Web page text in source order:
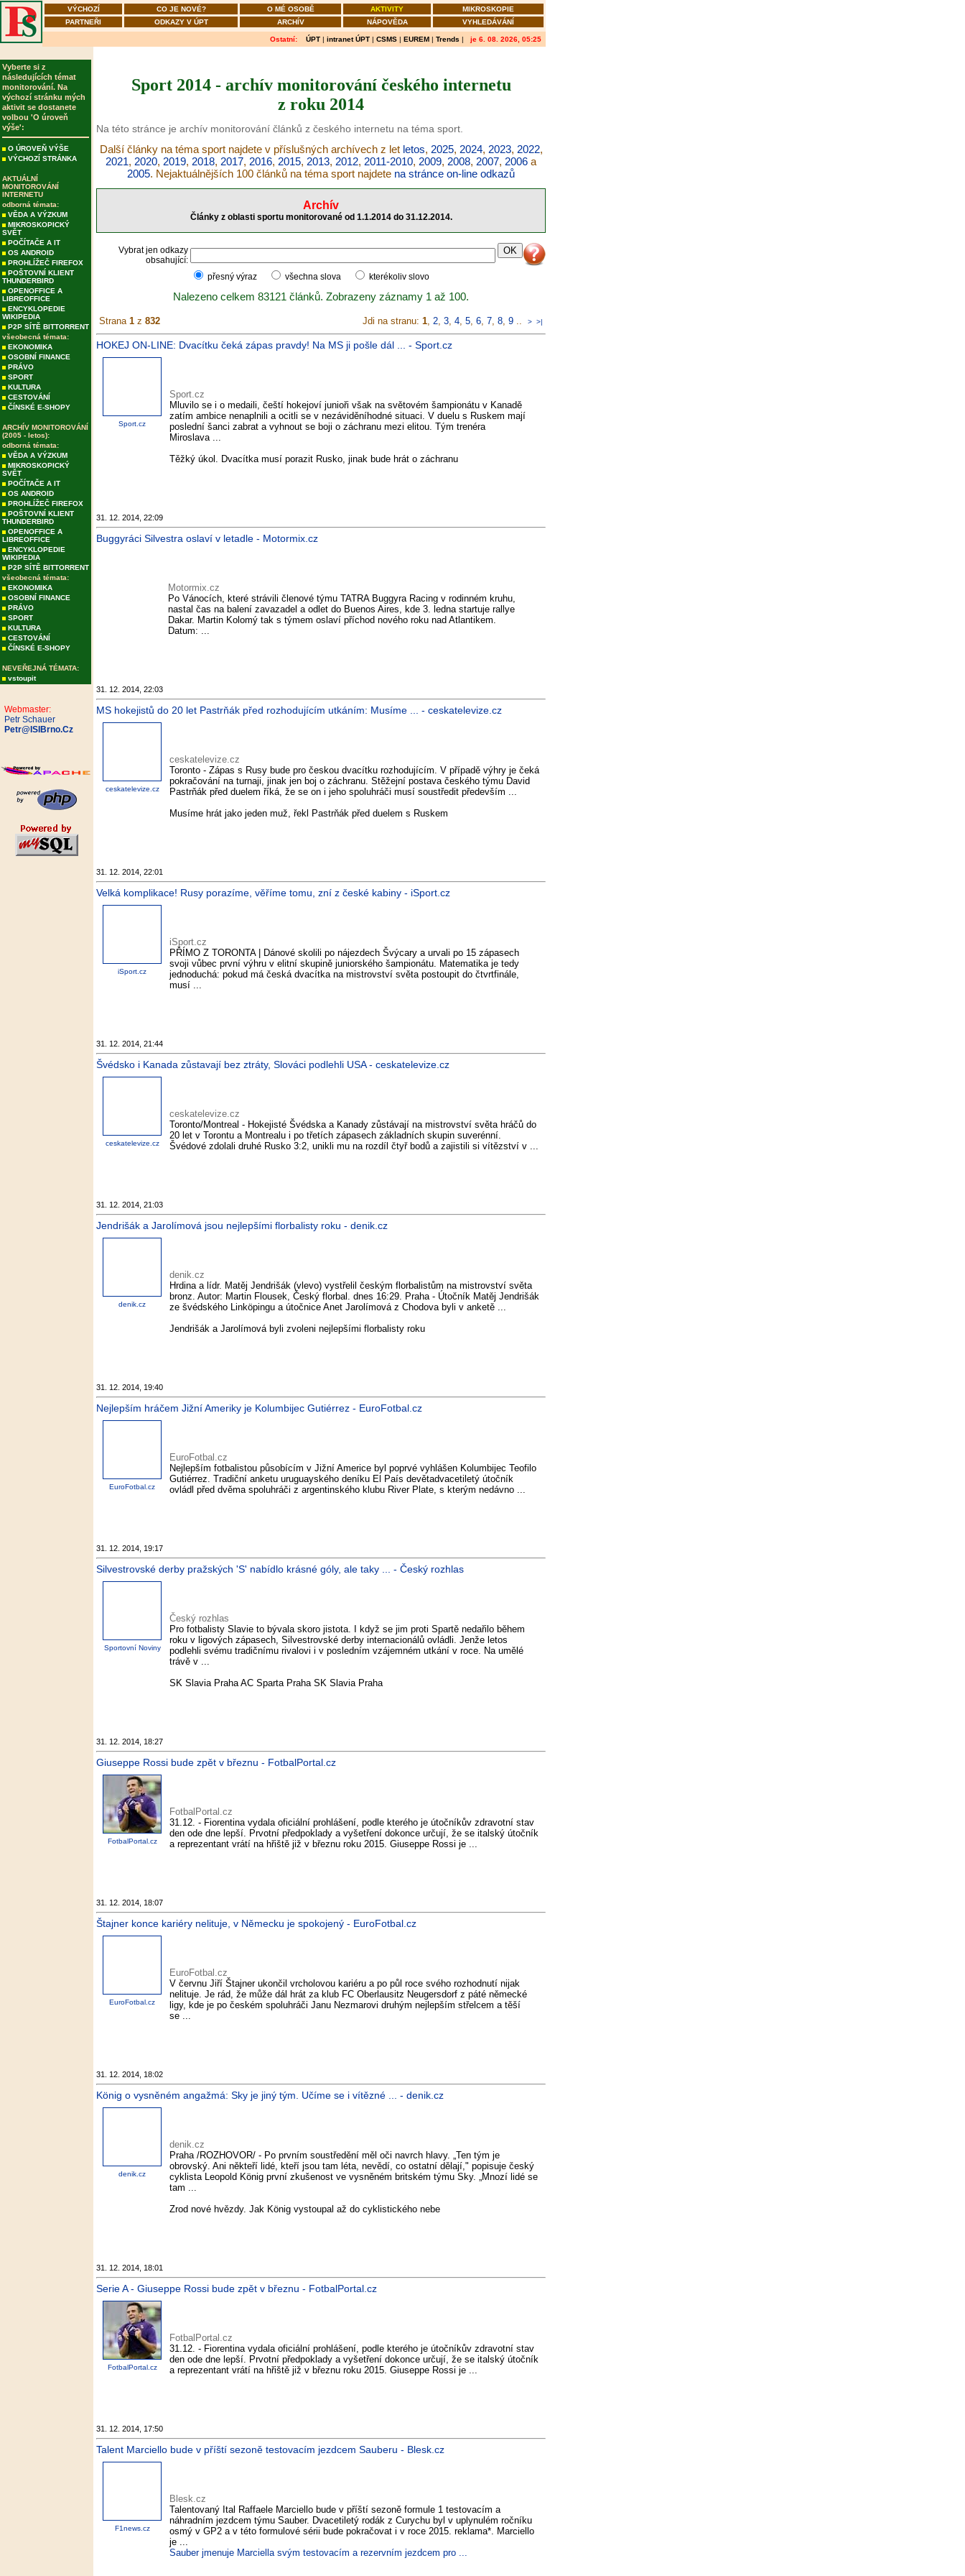
VÝCHOZÍ CO JE NOVÉ? O MÉ OSOBĚ AKTIVITY
MIKROSKOPIE
PARTNEŘI
ODKAZY V ÚPT ARCHÍV NÁPOVĚDA VYHLEDÁVÁNÍ
Ostatní: ÚPT | intranet ÚPT | CSMS | EUREM | Trends | je 6. 08. 2026, 05:25
Vyberte si z
následujících témat
monitorování. Na
výchozí stránku mých
aktivit se dostanete
volbou 'O úroveň
výše':
O ÚROVEŇ VÝŠE
VÝCHOZÍ STRÁNKA
AKTUÁLNÍ
MONITOROVÁNÍ
INTERNETU
odborná témata:
VĚDA A VÝZKUM
MIKROSKOPICKÝ
SVĚT
POČÍTAČE A IT
OS ANDROID
PROHLÍŽEČ FIREFOX
POŠTOVNÍ KLIENT
THUNDERBIRD
OPENOFFICE A
LIBREOFFICE
ENCYKLOPEDIE
WIKIPEDIA
P2P SÍTĚ BITTORRENT
všeobecná témata:
EKONOMIKA
OSOBNÍ FINANCE
PRÁVO
SPORT
KULTURA
CESTOVÁNÍ
ČÍNSKÉ E-SHOPY
ARCHÍV MONITOROVÁNÍ
(2005 - letos):
odborná témata:
VĚDA A VÝZKUM
MIKROSKOPICKÝ
SVĚT
POČÍTAČE A IT
OS ANDROID
PROHLÍŽEČ FIREFOX
POŠTOVNÍ KLIENT
THUNDERBIRD
OPENOFFICE A
LIBREOFFICE
ENCYKLOPEDIE
WIKIPEDIA
P2P SÍTĚ BITTORRENT
všeobecná témata:
EKONOMIKA
OSOBNÍ FINANCE
PRÁVO
SPORT
KULTURA
CESTOVÁNÍ
ČÍNSKÉ E-SHOPY
NEVEŘEJNÁ TÉMATA:
vstoupit
Webmaster:
Petr Schauer
Petr@ISIBrno.Cz
Sport 2014 - archív monitorování českého internetu
z roku 2014
Na této stránce je archív monitorování článků z českého internetu na téma sport.
Další články na téma sport najdete v příslušných archívech z let letos, 2025, 2024, 2023, 2022,
2021, 2020, 2019, 2018, 2017, 2016, 2015, 2013, 2012, 2011-2010, 2009, 2008, 2007, 2006 a
2005. Nejaktuálnějších 100 článků na téma sport najdete na stránce on-line odkazů
Archív
Články z oblasti sportu monitorované od 1.1.2014 do 31.12.2014.
Vybrat jen odkazy
obsahující:
přesný výraz
všechna slova kterékoliv slovo
Nalezeno celkem 83121 článků. Zobrazeny záznamy 1 až 100.
Strana 1 z 832 Jdi na stranu: 1, 2, 3, 4, 5, 6, 7, 8, 9 .. > >|
HOKEJ ON-LINE: Dvacítku čeká zápas pravdy! Na MS ji pošle dál ... - Sport.cz
Sport.cz
Sport.cz
Mluvilo se i o medaili, čeští hokejoví junioři však na světovém šampionátu v Kanadě
zatím ambice nenaplnili a ocitli se v nezáviděníhodné situaci. V duelu s Ruskem mají
poslední šanci zabrat a vyhnout se boji o záchranu mezi elitou. Tým trenéra
Miroslava ...
Těžký úkol. Dvacítka musí porazit Rusko, jinak bude hrát o záchranu
31. 12. 2014, 22:09
Buggyráci Silvestra oslaví v letadle - Motormix.cz
Motormix.cz
Po Vánocích, které strávili členové týmu TATRA Buggyra Racing v rodinném kruhu,
nastal čas na balení zavazadel a odlet do Buenos Aires, kde 3. ledna startuje rallye
Dakar. Martin Kolomý tak s týmem oslaví příchod nového roku nad Atlantikem.
Datum: ...
31. 12. 2014, 22:03
MS hokejistů do 20 let Pastrňák před rozhodujícím utkáním: Musíme ... - ceskatelevize.cz
ceskatelevize.cz
ceskatelevize.cz
Toronto - Zápas s Rusy bude pro českou dvacítku rozhodujícím. V případě výhry je čeká
pokračování na turnaji, jinak jen boj o záchranu. Stěžejní postava českého týmu David
Pastrňák před duelem říká, že se on i jeho spoluhráči musí soustředit především ...
Musíme hrát jako jeden muž, řekl Pastrňák před duelem s Ruskem
31. 12. 2014, 22:01
Velká komplikace! Rusy porazíme, věříme tomu, zní z české kabiny - iSport.cz
iSport.cz
iSport.cz
PŘÍMO Z TORONTA | Dánové skolili po nájezdech Švýcary a urvali po 15 zápasech
svoji vůbec první výhru v elitní skupině juniorského šampionátu. Matematika je tedy
jednoduchá: pokud má česká dvacítka na mistrovství světa postoupit do čtvrtfinále,
musí ...
31. 12. 2014, 21:44
Švédsko i Kanada zůstavají bez ztráty, Slováci podlehli USA - ceskatelevize.cz
ceskatelevize.cz
ceskatelevize.cz
Toronto/Montreal - Hokejisté Švédska a Kanady zůstávají na mistrovství světa hráčů do
20 let v Torontu a Montrealu i po třetích zápasech základních skupin suverénní.
Švédové zdolali druhé Rusko 3:2, unikli mu na rozdíl čtyř bodů a zajistili si vítězství v ...
31. 12. 2014, 21:03
Jendrišák a Jarolímová jsou nejlepšími florbalisty roku - denik.cz
denik.cz
denik.cz
Hrdina a lídr. Matěj Jendrišák (vlevo) vystřelil českým florbalistům na mistrovství světa
bronz. Autor: Martin Flousek, Český florbal. dnes 16:29. Praha - Útočník Matěj Jendrišák
ze švédského Linköpingu a útočnice Anet Jarolímová z Chodova byli v anketě ...
Jendrišák a Jarolímová byli zvoleni nejlepšími florbalisty roku
31. 12. 2014, 19:40
Nejlepším hráčem Jižní Ameriky je Kolumbijec Gutiérrez - EuroFotbal.cz
EuroFotbal.cz
EuroFotbal.cz
Nejlepším fotbalistou působícím v Jižní Americe byl poprvé vyhlášen Kolumbijec Teofilo
Gutiérrez. Tradiční anketu uruguayského deníku El País devětadvacetiletý útočník
ovládl před dvěma spoluhráči z argentinského klubu River Plate, s kterým nedávno ...
31. 12. 2014, 19:17
Silvestrovské derby pražských 'S' nabídlo krásné góly, ale taky ... - Český rozhlas
Sportovní Noviny
Český rozhlas
Pro fotbalisty Slavie to bývala skoro jistota. I když se jim proti Spartě nedařilo během
roku v ligových zápasech, Silvestrovské derby internacionálů ovládli. Jenže letos
podlehli svému tradičnímu rivalovi i v posledním vzájemném utkání v roce. Na umělé
trávě v ...
SK Slavia Praha AC Sparta Praha SK Slavia Praha
31. 12. 2014, 18:27
Giuseppe Rossi bude zpět v březnu - FotbalPortal.cz
FotbalPortal.cz
FotbalPortal.cz
31.12. - Fiorentina vydala oficiální prohlášení, podle kterého je útočníkův zdravotní stav
den ode dne lepší. Prvotní předpoklady a vyšetření dokonce určují, že se italský útočník
a reprezentant vrátí na hřiště již v březnu roku 2015. Giuseppe Rossi je ...
31. 12. 2014, 18:07
Štajner konce kariéry nelituje, v Německu je spokojený - EuroFotbal.cz
EuroFotbal.cz
EuroFotbal.cz
V červnu Jiří Štajner ukončil vrcholovou kariéru a po půl roce svého rozhodnutí nijak
nelituje. Je rád, že může dál hrát za klub FC Oberlausitz Neugersdorf z páté německé
ligy, kde je po českém spoluhráči Janu Nezmarovi druhým nejlepším střelcem a těší
se ...
31. 12. 2014, 18:02
König o vysněném angažmá: Sky je jiný tým. Učíme se i vítězné ... - denik.cz
denik.cz
denik.cz
Praha /ROZHOVOR/ - Po prvním soustředění měl oči navrch hlavy. „Ten tým je
obrovský. Ani někteří lidé, kteří jsou tam léta, nevědí, co ostatní dělají," popisuje český
cyklista Leopold König první zkušenost ve vysněném britském týmu Sky. „Mnozí lidé se
tam ...
Zrod nové hvězdy. Jak König vystoupal až do cyklistického nebe
31. 12. 2014, 18:01
Serie A - Giuseppe Rossi bude zpět v březnu - FotbalPortal.cz
FotbalPortal.cz
FotbalPortal.cz
31.12. - Fiorentina vydala oficiální prohlášení, podle kterého je útočníkův zdravotní stav
den ode dne lepší. Prvotní předpoklady a vyšetření dokonce určují, že se italský útočník
a reprezentant vrátí na hřiště již v březnu roku 2015. Giuseppe Rossi je ...
31. 12. 2014, 17:50
Talent Marciello bude v příští sezoně testovacím jezdcem Sauberu - Blesk.cz
F1news.cz
Blesk.cz
Talentovaný Ital Raffaele Marciello bude v příští sezoně formule 1 testovacím a
náhradním jezdcem týmu Sauber. Dvacetiletý rodák z Curychu byl v uplynulém ročníku
osmý v GP2 a v této formulové sérii bude pokračovat i v roce 2015. reklama*. Marciello
je ...
Sauber jmenuje Marciella svým testovacím a rezervním jezdcem pro ...